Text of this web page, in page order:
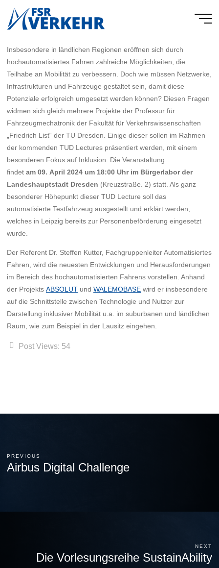
content
Insbesondere in ländlichen Regionen eröffnen sich durch
hochautomatisiertes Fahren zahlreiche Möglichkeiten, die
Teilhabe an Mobilität zu verbessern. Doch wie müssen Netzwerke,
Infrastrukturen und Fahrzeuge gestaltet sein, damit diese
Potenziale erfolgreich umgesetzt werden können? Diesen Fragen
widmen sich gleich mehrere Projekte der Professur für
Fahrzeugmechatronik der Fakultät für Verkehrswissenschaften
„Friedrich List“ der TU Dresden. Einige dieser sollen im Rahmen
der kommenden TUD Lectures präsentiert werden, mit einem
besonderen Fokus auf Inklusion. Die Veranstaltung
findetam09.April 2024 um 18:00 Uhr im Bürgerlabor der
Landeshauptstadt Dresden (Kreuzstraße. 2) statt. Als ganz
besonderer Höhepunkt dieser TUD Lecture soll das
automatisierte Testfahrzeug ausgestellt und erklärt werden,
welches in Leipzig bereits zur Personenbeförderung eingesetzt
wurde.
Der Referent Dr. Steffen Kutter, Fachgruppenleiter Automatisiertes
Fahren, wird die neuesten Entwicklungen und Herausforderungen
im Bereich des hochautomatisierten Fahrens vorstellen. Anhand
der ProjektsABSOLUT undWALEMOBASE wird er insbesondere
auf die Schnittstelle zwischen Technologie und Nutzer zur
Darstellung inklusiver Mobilität u.a. im suburbanen und ländlichen
Raum, wie zum Beispiel in der Lausitz eingehen.
Post Views: 54
PREVIOUS
Airbus Digital Challenge
NEXT
Die Vorlesungsreihe SustainAbility